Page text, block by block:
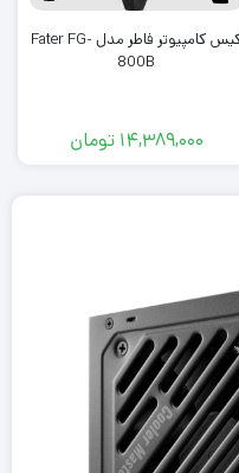
کیس کامپیوتر فاطر مدل Fater FG-
800B
14,389,000 تومان